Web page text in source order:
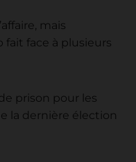
mais
face à plusieurs
prison pour les
la dernière élection